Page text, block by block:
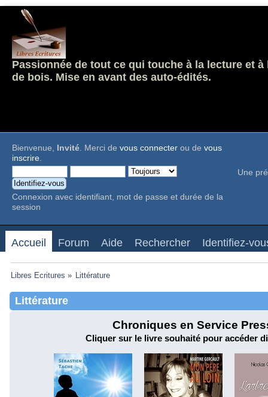
Passionnée de tout ce qui touche à la lecture et
de bois. Mise en avant des auto-édités.
Bienvenue, Invité. Merci de vous connecter ou de vous
inscrire.
Connexion avec identifiant, mot de passe et durée de la
session
Une
Accueil Forum Aide Rechercher Identifiez-
Libres Ecritures » Littérature
Littérature
Chroniques en Service
Cliquer sur le livre souhaité pour accéder